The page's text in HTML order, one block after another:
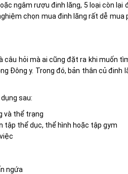
ngâm rượu đinh lăng, 5 loại còn lại
chọn mua đinh lăng rất dễ mua
câu hỏi mà ai cũng đặt ra khi muốn
Đông y. Trong đó, bản thân củ
sau:
và thể trạng
tập thể dục, thể hình hoặc tập gym
ngứa